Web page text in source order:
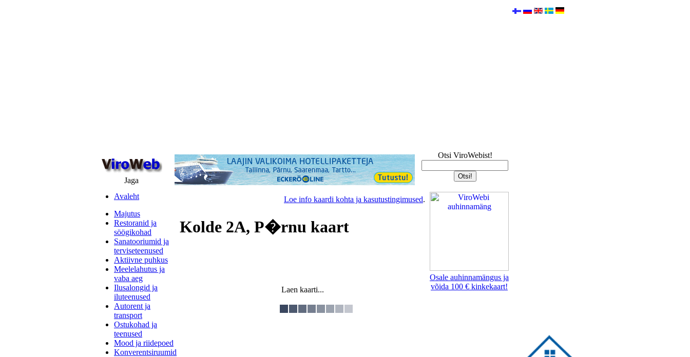
Jaga
Otsi ViroWebist!
Avaleht
Majutus
Restoranid ja
söögikohad
Sanatooriumid ja
terviseteenused
Aktiivne puhkus
Meelelahutus ja
vaba aeg
Ilusalongid ja
iluteenused
Autorent ja
transport
Ostukohad ja
teenused
Mood ja riidepoed
Konverentsiruumid
Loe info kaardi kohta ja kasutustingimused.
Kolde 2A, P�rnu kaart
Laen kaarti...
Osale auhinnamängus ja
võida 100 € kinkekaart!